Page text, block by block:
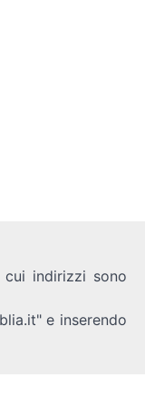
indirizzi sono
e inserendo